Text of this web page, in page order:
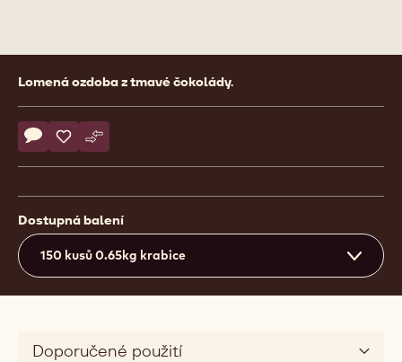
Product
information
Lomená ozdoba z tmavé čokolády.
Actions
Napsat komentář
- Feathers
Uložit
- Feathers
Srovnat
- Feathers
Dostupná balení
150 kusů 0.65kg krabice
Doporučené použití